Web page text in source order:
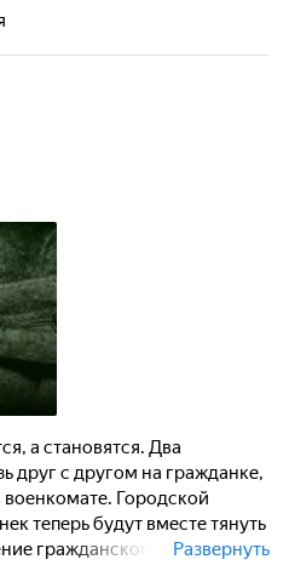
терпеть гнев
они устраивают "итальянскую
и решает сходить в
ей о своих подозрениях. У
Шматко день рождения.
а становятся. Два
друг с другом на гражданке,
Городской
теперь будут вместе тянуть
гражданского долга, как
Развернуть